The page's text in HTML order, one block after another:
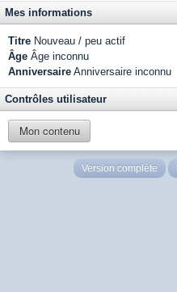
Mes informations
Titre Nouveau / peu actif
Âge Âge inconnu
Anniversaire Anniversaire inconnu
Contrôles utilisateur
Mon contenu
Version complète